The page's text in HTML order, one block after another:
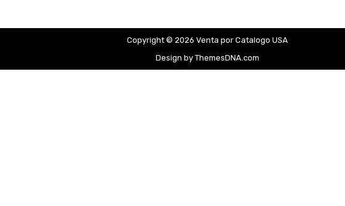
Copyright © 2026 Venta por Catalogo USA
Design by ThemesDNA.com